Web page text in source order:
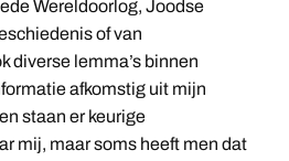
Wereldoorlog, Joodse
of van
diverse lemma’s binnen
afkomstig uit mijn
staan er keurige
mij, maar soms heeft men dat